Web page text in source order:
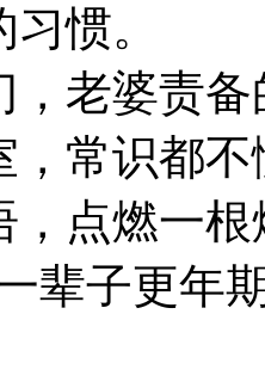
惯。
婆责备
，常识都不
点燃一根
辈子更年